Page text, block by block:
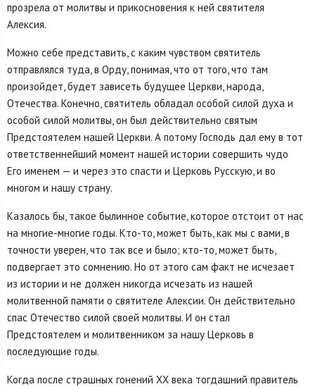
прозрела от молитвы и прикосновения к ней святителя
Алексия.
Можно себе представить, с каким чувством святитель
отправлялся туда, в Орду, понимая, что от того, что там
произойдет, будет зависеть будущее Церкви, народа,
Отечества. Конечно, святитель обладал особой силой духа и
особой силой молитвы, он был действительно святым
Предстоятелем нашей Церкви. А потому Господь дал ему в тот
ответственнейший момент нашей истории совершить чудо
Его именем — и через это спасти и Церковь Русскую, и во
многом и нашу страну.
Казалось бы, такое былинное событие, которое отстоит от нас
на многие-многие годы. Кто-то, может быть, как мы с вами, в
точности уверен, что так все и было; кто-то, может быть,
подвергает это сомнению. Но от этого сам факт не исчезает
из истории и не должен никогда исчезать из нашей
молитвенной памяти о святителе Алексии. Он действительно
спас Отечество силой своей молитвы. И он стал
Предстоятелем и молитвенником за нашу Церковь в
последующие годы.
Когда после страшных гонений XX века тогдашний правитель